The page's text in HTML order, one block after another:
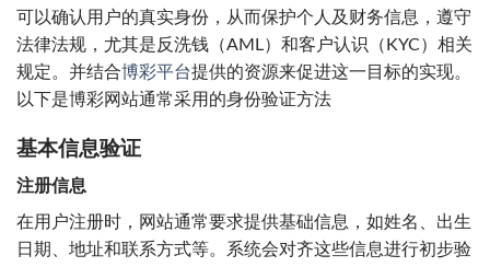
可以确认用户的真实身份，从而保护个人及财务信息，遵守
法律法规，尤其是反洗钱（AML）和客户认识（KYC）相关
规定。并结合博彩平台提供的资源来促进这一目标的实现。
以下是博彩网站通常采用的身份验证方法
基本信息验证
注册信息
在用户注册时，网站通常要求提供基础信息，如姓名、出生
日期、地址和联系方式等。系统会对齐这些信息进行初步验